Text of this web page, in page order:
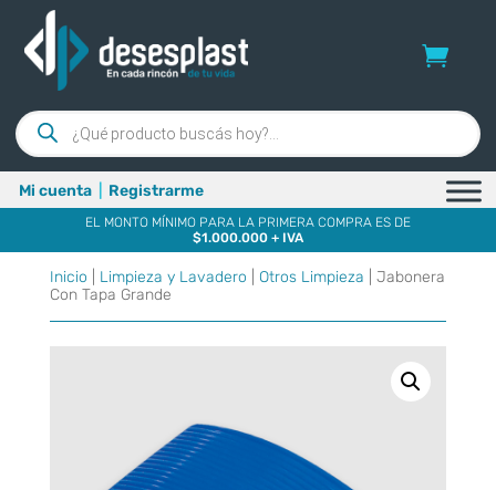
Búsqueda
de
productos
Mi cuenta Registrarme
EL MONTO MÍNIMO PARA LA PRIMERA COMPRA ES DE
$1.000.000 + IVA
Inicio Limpieza y Lavadero Otros Limpieza | Jabonera
Con Tapa Grande